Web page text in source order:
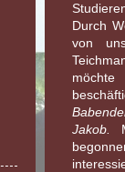
Durch
von
Jakob.